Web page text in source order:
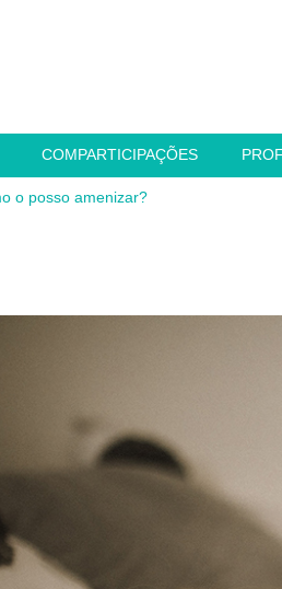
COMPARTICIPAÇÕES
o posso amenizar?